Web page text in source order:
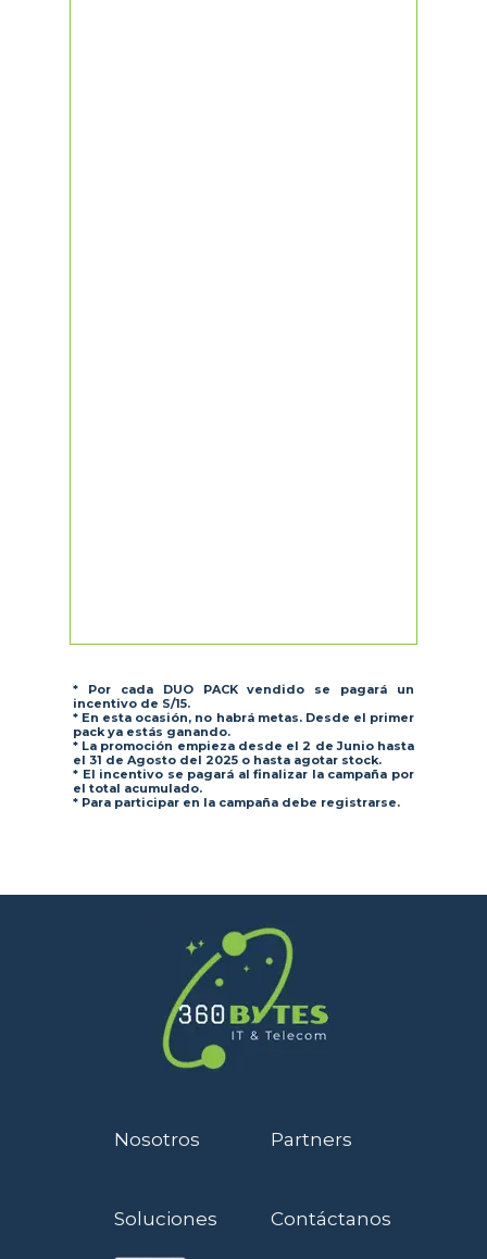
* Por cada DUO PACK vendido se pagará un
incentivo de S/15.
* En esta ocasión, no habrá metas. Desde el primer
pack ya estás ganando.
* La promoción empieza desde el 2 de Junio hasta
el 31 de Agosto del 2025 o hasta agotar stock.
* El incentivo se pagará al finalizar la campaña por
el total acumulado.
* Para participar en la campaña debe registrarse.
Soluciones Contáctanos
Partners
Nosotros